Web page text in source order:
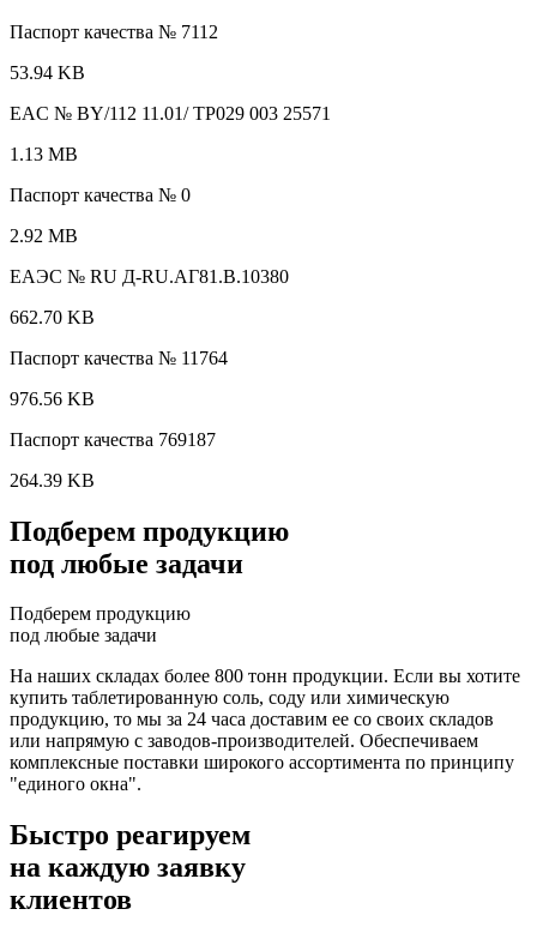
Паспорт качества № 7112
53.94 KB
EAC № BY/112 11.01/ TP029 003 25571
1.13 MB
Паспорт качества № 0
2.92 MB
ЕАЭС № RU Д-RU.АГ81.B.10380
662.70 KB
Паспорт качества № 11764
976.56 KB
Паспорт качества 769187
264.39 KB
Подберем продукцию
под любые задачи
Подберем продукцию
под любые задачи
На наших складах более 800 тонн продукции. Если вы хотите
купить таблетированную соль, соду или химическую
продукцию, то мы за 24 часа доставим ее со своих складов
или напрямую с заводов-производителей. Обеспечиваем
комплексные поставки широкого ассортимента по принципу
"единого окна".
Быстро реагируем
на каждую заявку
клиентов